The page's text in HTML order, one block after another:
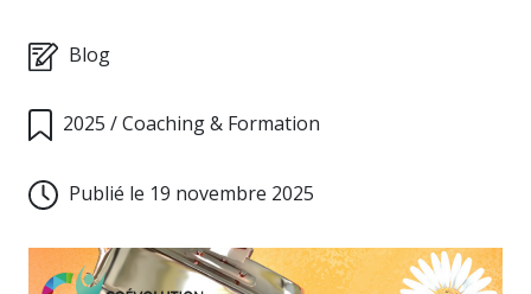
Blog
2025 /Coaching & Formation
Publié le 19 novembre 2025